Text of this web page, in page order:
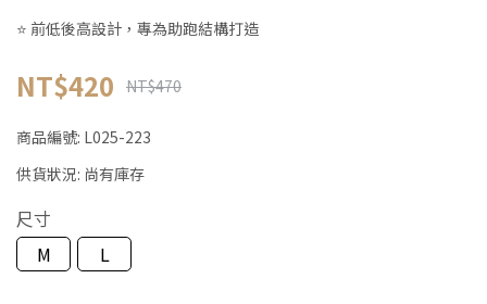
⭐ 前低後高設計，專為助跑結構打造
NT$420 NT$470
商品編號: L025-223
供貨狀況: 尚有庫存
尺寸
M
L